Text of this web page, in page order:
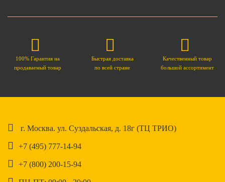
100% Гарантия на
продаваемый товар
Быстрая доставка
по всей стране
Качественный товар
большой ассортимент
г. Москва. ул. Суздальская, д. 18г (ТЦ ТРИО)
+7 (495) 777-14-94
+7 (800) 200-15-94